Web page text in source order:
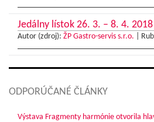
Jedálny lístok 26. 3. – 8. 4. 2018
Autor (zdroj): ŽP Gastro-servis s.r.o.
ODPORÚČANÉ ČLÁNKY
Výstava Fragmenty harmónie otvorila